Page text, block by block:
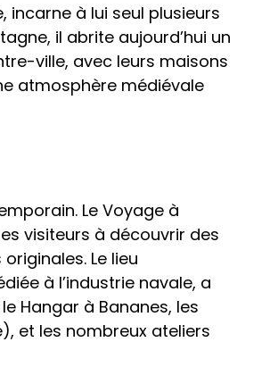
incarne à lui seul plusieurs
il abrite aujourd’hui un
ville, avec leurs maisons
atmosphère médiévale
Le Voyage à
visiteurs à découvrir des
Le lieu
à l’industrie navale, a
Hangar à Bananes, les
et les nombreux ateliers